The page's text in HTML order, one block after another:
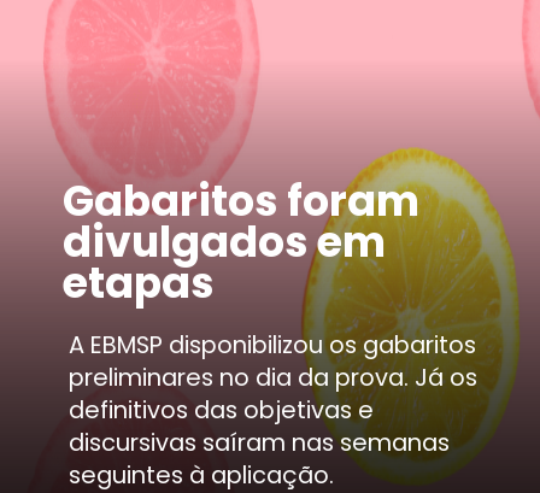
A EBMSP disponibilizou os gabaritos
preliminares no dia da prova. Já os
definitivos das objetivas e
discursivas saíram nas semanas
seguintes à aplicação.
Gabaritos foram
divulgados em
etapas